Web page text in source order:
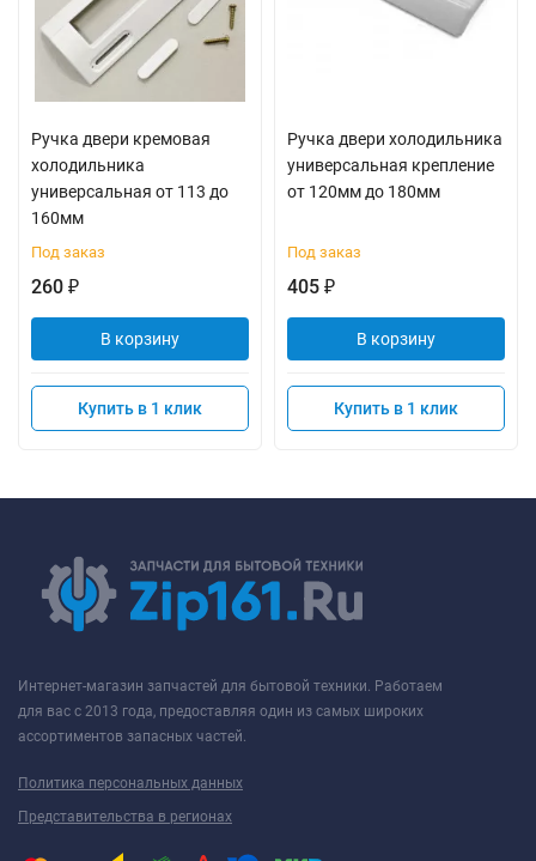
Ручка двери кремовая
холодильника
универсальная от 113 до
160мм
Под заказ
260 ₽
В корзину
Купить в 1 клик
Ручка двери холодильника
универсальная крепление
от 120мм до 180мм
Под заказ
405 ₽
В корзину
Купить в 1 клик
Интернет-магазин запчастей для бытовой техники. Работаем
для вас с 2013 года, предоставляя один из самых широких
ассортиментов запасных частей.
Политика персональных данных
Представительства в регионах